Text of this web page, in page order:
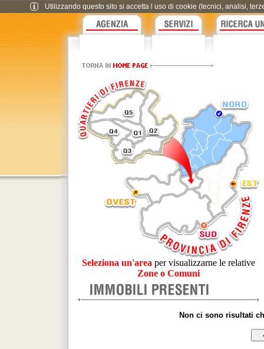
Seleziona un'area per visualizzarne le relative
Zone o Comuni
Non ci sono risultati
Utilizzando questo sito si accetta l uso di cookie (tecnici, analisi,